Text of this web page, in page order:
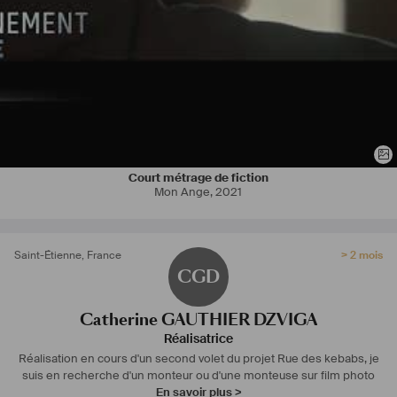
Court métrage de fiction
Mon Ange,2021
Saint-Étienne, France
CGD
> 2 mois
Catherine GAUTHIER DZVIGA
Réalisatrice
Réalisation en cours d'un second volet du projet Rue des kebabs, je
suis en recherche d'un monteur ou d'une monteuse sur film photo
En savoir plus >